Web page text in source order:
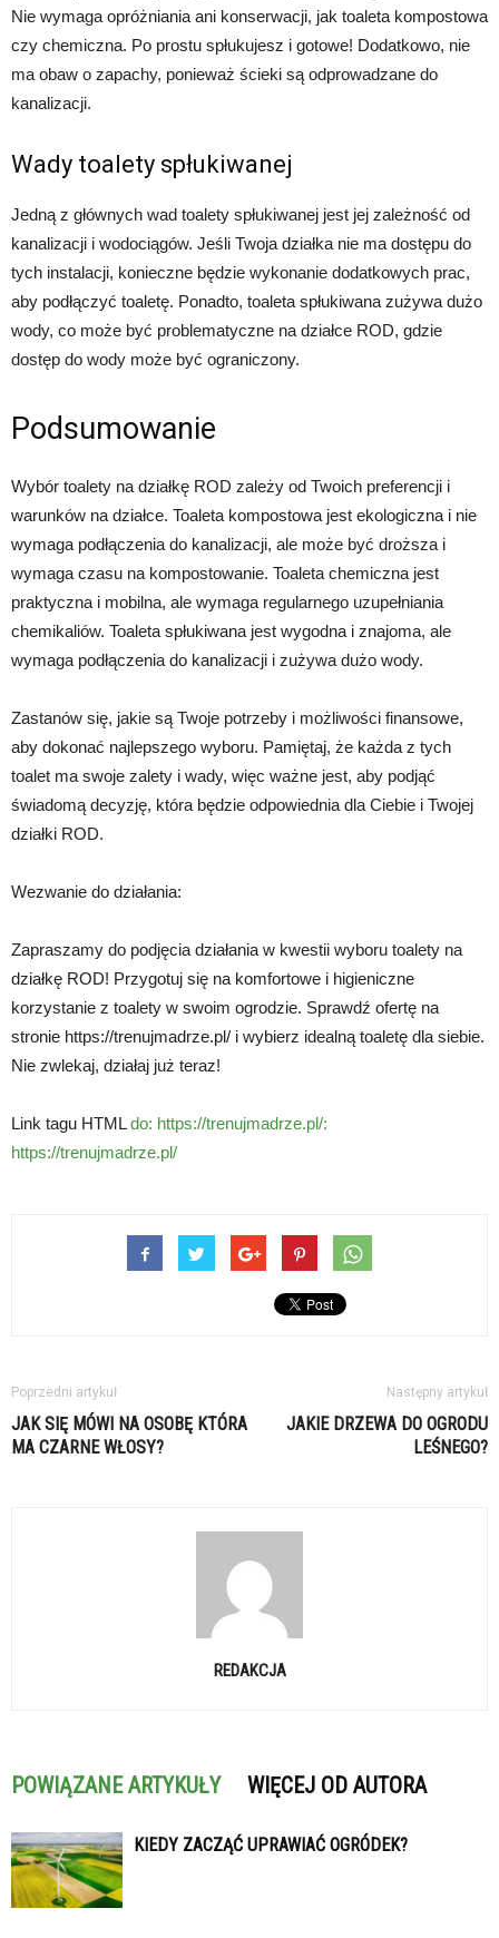
Nie wymaga opróżniania ani konserwacji, jak toaleta kompostowa
czy chemiczna. Po prostu spłukujesz i gotowe! Dodatkowo, nie
ma obaw o zapachy, ponieważ ścieki są odprowadzane do
kanalizacji.
Wady toalety spłukiwanej
Jedną z głównych wad toalety spłukiwanej jest jej zależność od
kanalizacji i wodociągów. Jeśli Twoja działka nie ma dostępu do
tych instalacji, konieczne będzie wykonanie dodatkowych prac,
aby podłączyć toaletę. Ponadto, toaleta spłukiwana zużywa dużo
wody, co może być problematyczne na działce ROD, gdzie
dostęp do wody może być ograniczony.
Podsumowanie
Wybór toalety na działkę ROD zależy od Twoich preferencji i
warunków na działce. Toaleta kompostowa jest ekologiczna i nie
wymaga podłączenia do kanalizacji, ale może być droższa i
wymaga czasu na kompostowanie. Toaleta chemiczna jest
praktyczna i mobilna, ale wymaga regularnego uzupełniania
chemikaliów. Toaleta spłukiwana jest wygodna i znajoma, ale
wymaga podłączenia do kanalizacji i zużywa dużo wody.
Zastanów się, jakie są Twoje potrzeby i możliwości finansowe,
aby dokonać najlepszego wyboru. Pamiętaj, że każda z tych
toalet ma swoje zalety i wady, więc ważne jest, aby podjąć
świadomą decyzję, która będzie odpowiednia dla Ciebie i Twojej
działki ROD.
Wezwanie do działania:
Zapraszamy do podjęcia działania w kwestii wyboru toalety na
działkę ROD! Przygotuj się na komfortowe i higieniczne
korzystanie z toalety w swoim ogrodzie. Sprawdź ofertę na
stronie https://trenujmadrze.pl/ i wybierz idealną toaletę dla siebie.
Nie zwlekaj, działaj już teraz!
Link tagu HTMLdo: https://trenujmadrze.pl/:
https://trenujmadrze.pl/
Poprzedni artykuł
JAK SIĘ MÓWI NA OSOBĘ KTÓRA
MA CZARNE WŁOSY?
Następny artykuł
JAKIE DRZEWA DO OGRODU
LEŚNEGO?
REDAKCJA
POWIĄZANE ARTYKUŁY WIĘCEJ OD AUTORA
KIEDY ZACZĄĆ UPRAWIAĆ OGRÓDEK?